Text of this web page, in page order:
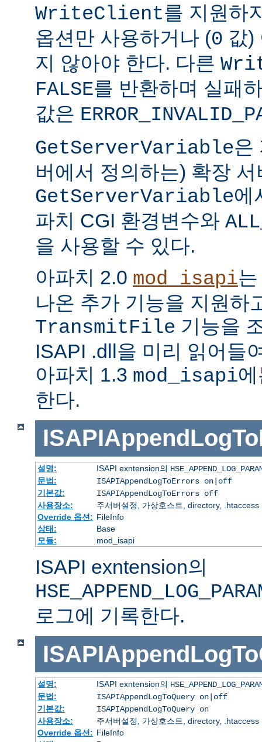
WriteClient를 지원하
옵션만 사용하거나 (0 값)
지 않아야 한다. 다른
FALSE를 반환하며 실패
값은
GetServerVariable은
버에서 정의하는) 확장
GetServerVariable에
파치 CGI 환경변수와
을 사용할 수 있다.
아파치 2.0 mod_isapi
나온 추가 기능을 지원하
TransmitFile 기능을
ISAPI .dll을 미리 읽어들
아파치 1.3 mod_isapi
한다.
설명: ISAPI exntension의
문법:
ISAPIAppendLogToErrors on|off
기본값:
ISAPIAppendLogToErrors off
사용장소:
주서버설정, 가상호스트, directory, .htaccess
Override 옵션: FileInfo
상태:
Base
모듈:
mod_isapi
ISAPI exntension의
로그에 기록한다.
설명: ISAPI exntension의
문법:
ISAPIAppendLogToQuery on|off
기본값:
ISAPIAppendLogToQuery on
사용장소:
주서버설정, 가상호스트, directory, .htaccess
Override 옵션: FileInfo